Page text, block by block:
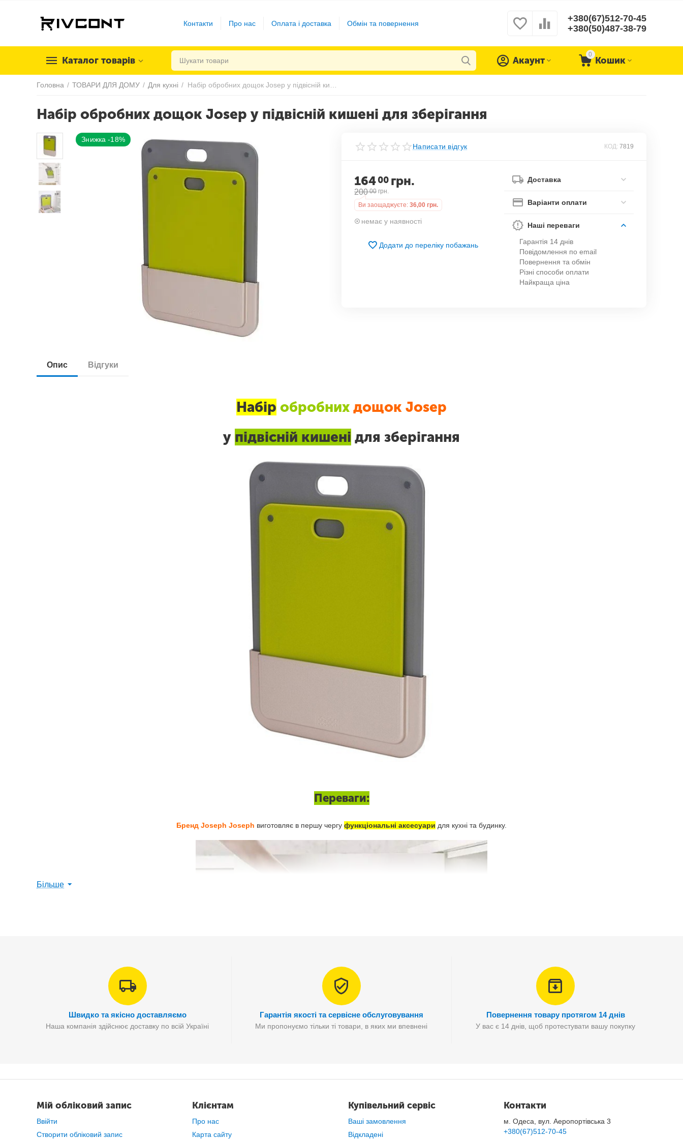
Контакти Про нас Оплата і доставка Обмін та повернення
+380(67)512-70-45
+380(50)487-38-79
Каталог товарів
0
Кошик
Акаунт
Головна / ТОВАРИ ДЛЯ ДОМУ / Для кухні /
Набір обробних дощок Josep у підвісній кишені для зберігання
Знижка -18%
Написати відгук КОД: 7819
16400 грн.
200 00 грн.
Ви заощаджуєте: 36,00 грн.
немає у наявності
Додати до переліку побажань
Доставка
Варіанти оплати
Наші переваги
Гарантія 14 днів
Повідомлення по email
Повернення та обмін
Різні способи оплати
Найкраща ціна
Опис Відгуки
Набір обробних дощок Josep
у підвісній кишені для зберігання
Переваги:
Бренд Joseph Joseph виготовляє в першу чергу функціональні аксесуари для кухні та будинку.
Більше
Швидко та якісно доставляємо
Наша компанія здійснює доставку по всій Україні
Гарантія якості та сервісне обслуговування
Ми пропонуємо тільки ті товари, в яких ми впевнені
Повернення товару протягом 14 днів
У вас є 14 днів, щоб протестувати вашу покупку
Мій обліковий запис
Ввійти
Створити обліковий запис
Клієнтам
Про нас
Карта сайту
Купівельний сервіс
Ваші замовлення
Відкладені
Контакти
м. Одеса, вул. Аеропортівська 3
+380(67)512-70-45